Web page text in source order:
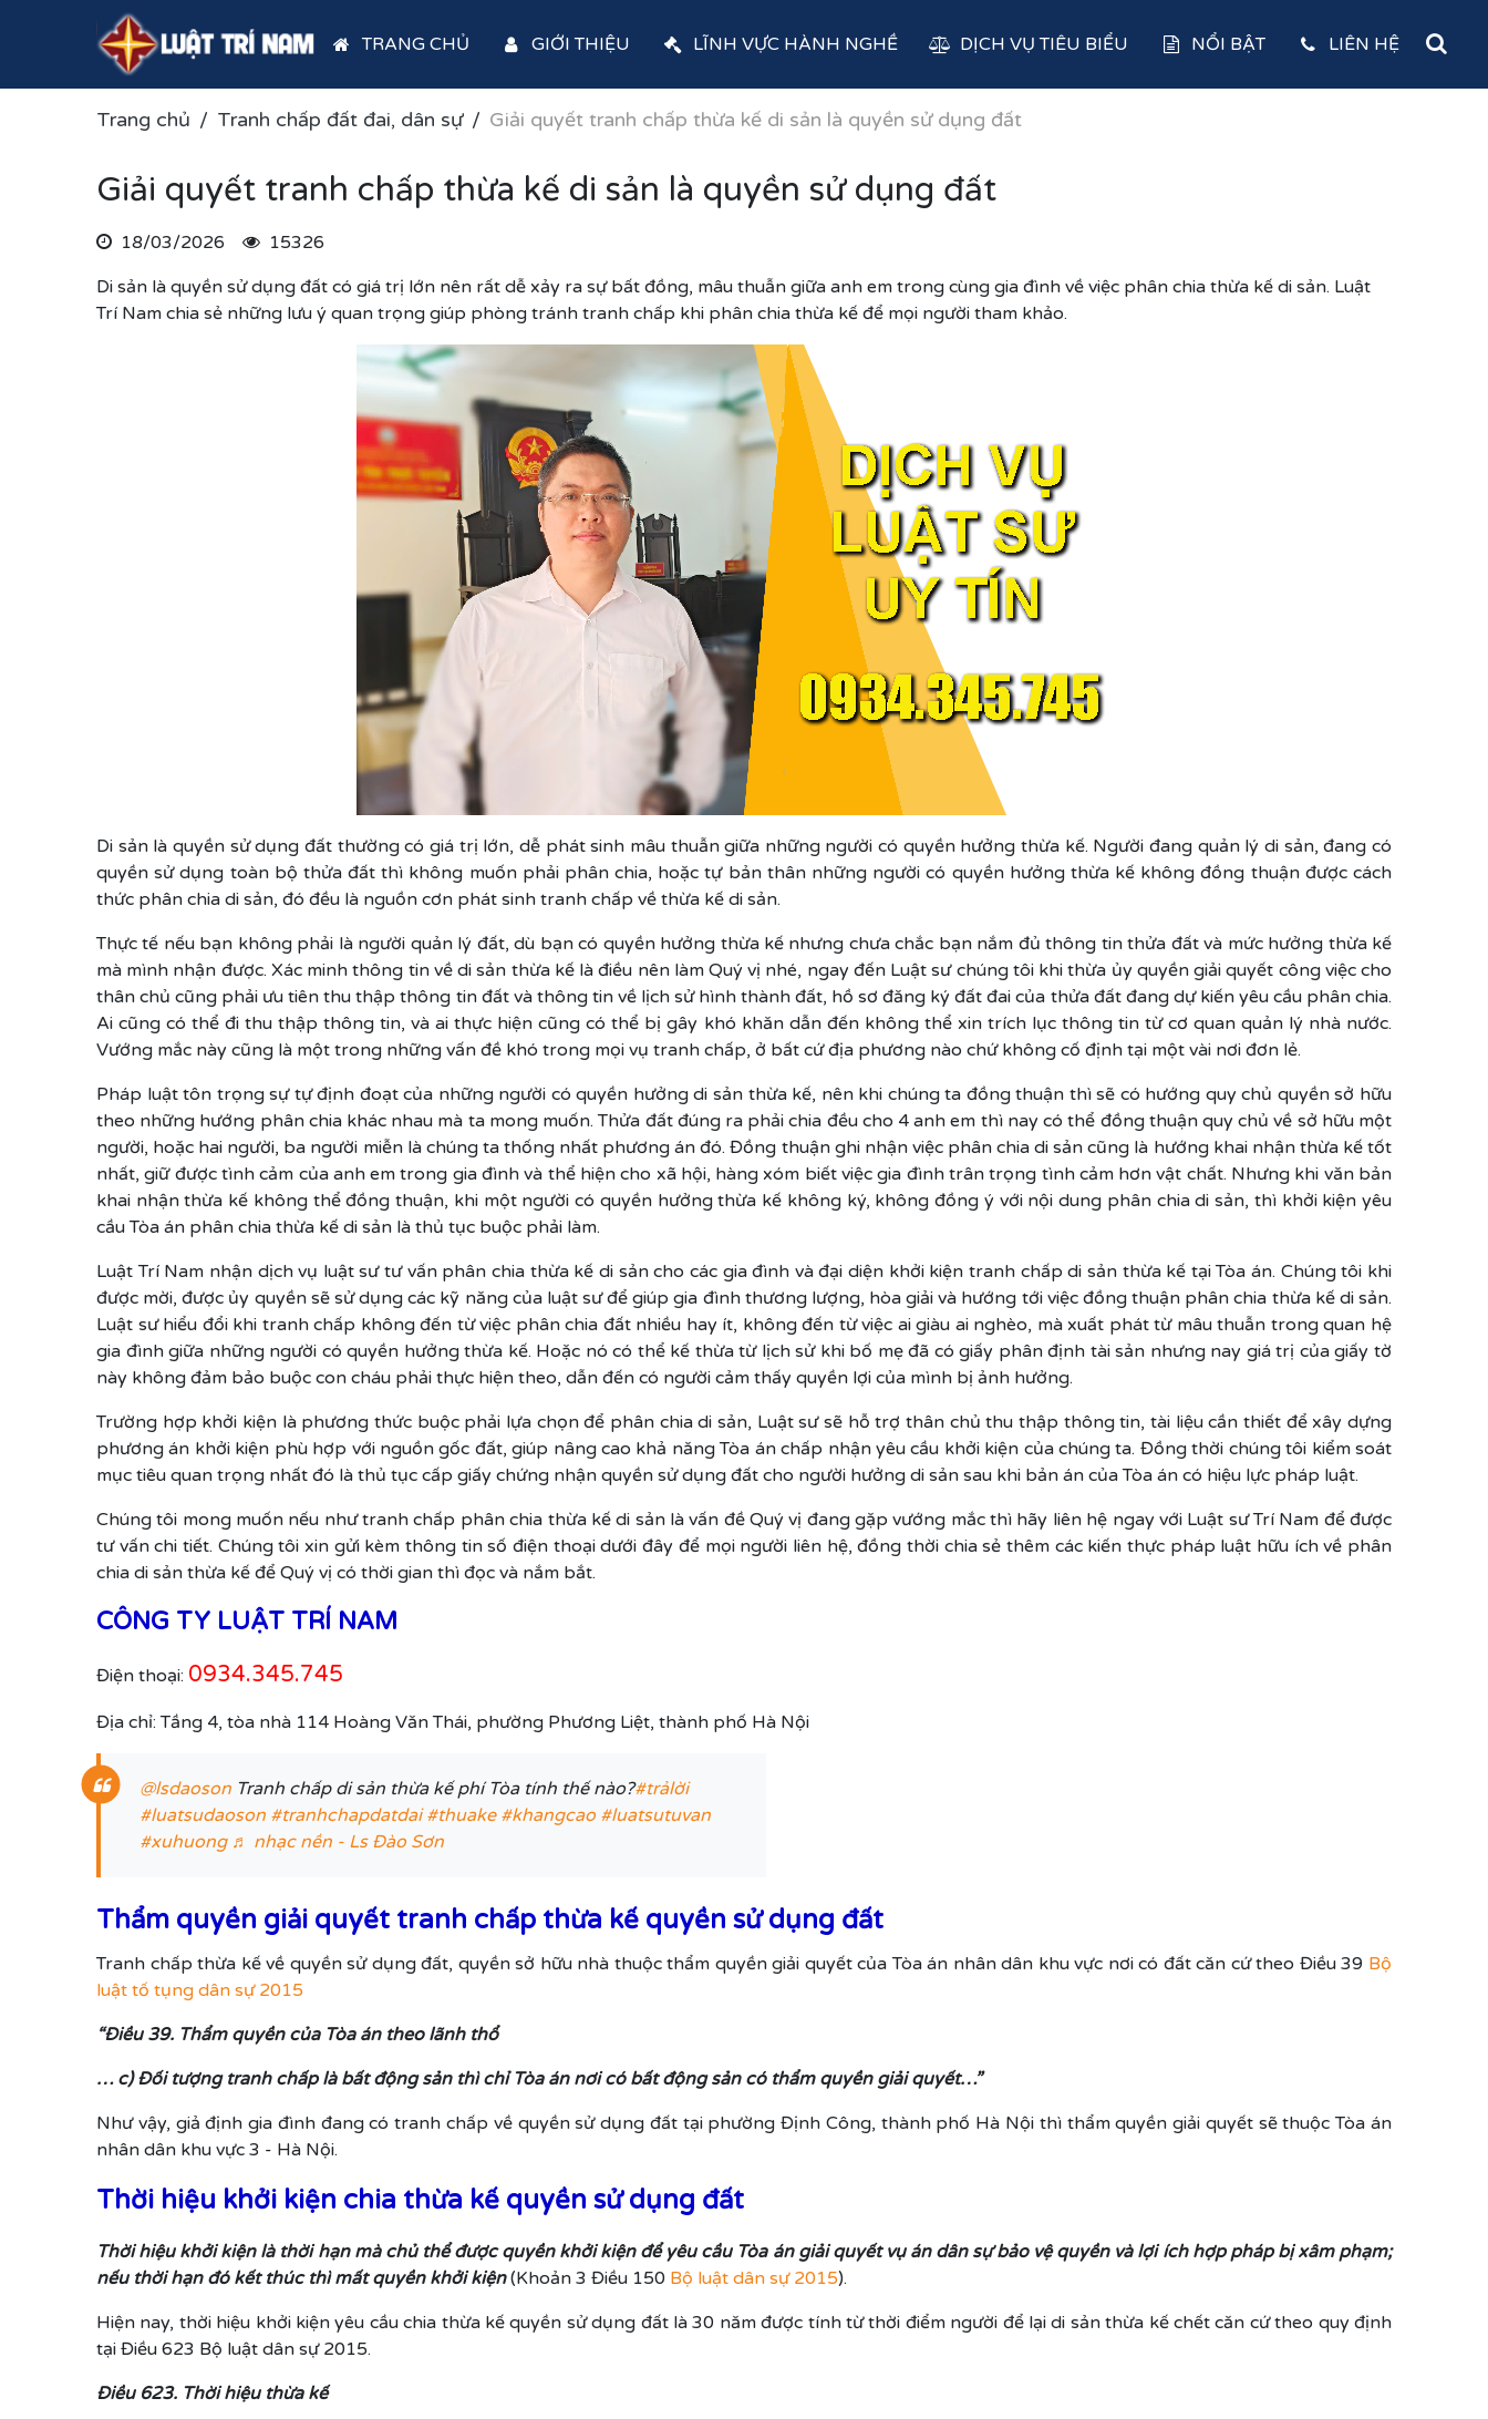
TRANG CHỦ GIỚI THIỆU LĨNH VỰC HÀNH NGHỀ DỊCH VỤ TIÊU BIỂU NỔI BẬT LIÊN HỆ
Trang chủ Tranh chấp đất đai, dân sự Giải quyết tranh chấp thừa kế di sản là quyền sử dụng đất
Giải quyết tranh chấp thừa kế di sản là quyền sử dụng đất
18/03/2026
15326
Di sản là quyền sử dụng đất có giá trị lớn nên rất dễ xảy ra sự bất đồng, mâu thuẫn giữa anh em trong cùng gia đình về việc phân chia thừa kế di sản. Luật
Trí Nam chia sẻ những lưu ý quan trọng giúp phòng tránh tranh chấp khi phân chia thừa kế để mọi người tham khảo.
Di sản là quyền sử dụng đất thường có giá trị lớn, dễ phát sinh mâu thuẫn giữa những người có quyền hưởng thừa kế. Người đang quản lý di sản, đang có
quyền sử dụng toàn bộ thửa đất thì không muốn phải phân chia, hoặc tự bản thân những người có quyền hưởng thừa kế không đồng thuận được cách
thức phân chia di sản, đó đều là nguồn cơn phát sinh tranh chấp về thừa kế di sản.
Thực tế nếu bạn không phải là người quản lý đất, dù bạn có quyền hưởng thừa kế nhưng chưa chắc bạn nắm đủ thông tin thửa đất và mức hưởng thừa kế
mà mình nhận được. Xác minh thông tin về di sản thừa kế là điều nên làm Quý vị nhé, ngay đến Luật sư chúng tôi khi thừa ủy quyền giải quyết công việc cho
thân chủ cũng phải ưu tiên thu thập thông tin đất và thông tin về lịch sử hình thành đất, hồ sơ đăng ký đất đai của thửa đất đang dự kiến yêu cầu phân chia.
Ai cũng có thể đi thu thập thông tin, và ai thực hiện cũng có thể bị gây khó khăn dẫn đến không thể xin trích lục thông tin từ cơ quan quản lý nhà nước.
Vướng mắc này cũng là một trong những vấn đề khó trong mọi vụ tranh chấp, ở bất cứ địa phương nào chứ không cố định tại một vài nơi đơn lẻ.
Pháp luật tôn trọng sự tự định đoạt của những người có quyền hưởng di sản thừa kế, nên khi chúng ta đồng thuận thì sẽ có hướng quy chủ quyền sở hữu
theo những hướng phân chia khác nhau mà ta mong muốn. Thửa đất đúng ra phải chia đều cho 4 anh em thì nay có thể đồng thuận quy chủ về sở hữu một
người, hoặc hai người, ba người miễn là chúng ta thống nhất phương án đó. Đồng thuận ghi nhận việc phân chia di sản cũng là hướng khai nhận thừa kế tốt
nhất, giữ được tình cảm của anh em trong gia đình và thể hiện cho xã hội, hàng xóm biết việc gia đình trân trọng tình cảm hơn vật chất. Nhưng khi văn bản
khai nhận thừa kế không thể đồng thuận, khi một người có quyền hưởng thừa kế không ký, không đồng ý với nội dung phân chia di sản, thì khởi kiện yêu
cầu Tòa án phân chia thừa kế di sản là thủ tục buộc phải làm.
Luật Trí Nam nhận dịch vụ luật sư tư vấn phân chia thừa kế di sản cho các gia đình và đại diện khởi kiện tranh chấp di sản thừa kế tại Tòa án. Chúng tôi khi
được mời, được ủy quyền sẽ sử dụng các kỹ năng của luật sư để giúp gia đình thương lượng, hòa giải và hướng tới việc đồng thuận phân chia thừa kế di sản.
Luật sư hiểu đổi khi tranh chấp không đến từ việc phân chia đất nhiều hay ít, không đến từ việc ai giàu ai nghèo, mà xuất phát từ mâu thuẫn trong quan hệ
gia đình giữa những người có quyền hưởng thừa kế. Hoặc nó có thể kế thừa từ lịch sử khi bố mẹ đã có giấy phân định tài sản nhưng nay giá trị của giấy tờ
này không đảm bảo buộc con cháu phải thực hiện theo, dẫn đến có người cảm thấy quyền lợi của mình bị ảnh hưởng.
Trường hợp khởi kiện là phương thức buộc phải lựa chọn để phân chia di sản, Luật sư sẽ hỗ trợ thân chủ thu thập thông tin, tài liệu cần thiết để xây dựng
phương án khởi kiện phù hợp với nguồn gốc đất, giúp nâng cao khả năng Tòa án chấp nhận yêu cầu khởi kiện của chúng ta. Đồng thời chúng tôi kiểm soát
mục tiêu quan trọng nhất đó là thủ tục cấp giấy chứng nhận quyền sử dụng đất cho người hưởng di sản sau khi bản án của Tòa án có hiệu lực pháp luật.
Chúng tôi mong muốn nếu như tranh chấp phân chia thừa kế di sản là vấn đề Quý vị đang gặp vướng mắc thì hãy liên hệ ngay với Luật sư Trí Nam để được
tư vấn chi tiết. Chúng tôi xin gửi kèm thông tin số điện thoại dưới đây để mọi người liên hệ, đồng thời chia sẻ thêm các kiến thực pháp luật hữu ích về phân
chia di sản thừa kế để Quý vị có thời gian thì đọc và nắm bắt.
CÔNG TY LUẬT TRÍ NAM
Điện thoại: 0934.345.745
Địa chỉ: Tầng 4, tòa nhà 114 Hoàng Văn Thái, phường Phương Liệt, thành phố Hà Nội
@lsdaoson Tranh chấp di sản thừa kế phí Tòa tính thế nào?#trảlời
#luatsudaoson #tranhchapdatdai #thuake #khangcao #luatsutuvan
#xuhuong ♬ nhạc nền - Ls Đào Sơn
Thẩm quyền giải quyết tranh chấp thừa kế quyền sử dụng đất
Tranh chấp thừa kế về quyền sử dụng đất, quyền sở hữu nhà thuộc thẩm quyền giải quyết của Tòa án nhân dân khu vực nơi có đất căn cứ theo Điều 39 Bộ
luật tố tụng dân sự 2015
“Điều 39. Thẩm quyền của Tòa án theo lãnh thổ
… c) Đối tượng tranh chấp là bất động sản thì chỉ Tòa án nơi có bất động sản có thẩm quyền giải quyết…”
Như vậy, giả định gia đình đang có tranh chấp về quyền sử dụng đất tại phường Định Công, thành phố Hà Nội thì thẩm quyền giải quyết sẽ thuộc Tòa án
nhân dân khu vực 3 - Hà Nội.
Thời hiệu khởi kiện chia thừa kế quyền sử dụng đất
Thời hiệu khởi kiện là thời hạn mà chủ thể được quyền khởi kiện để yêu cầu Tòa án giải quyết vụ án dân sự bảo vệ quyền và lợi ích hợp pháp bị xâm phạm;
nếu thời hạn đó kết thúc thì mất quyền khởi kiện(Khoản 3 Điều 150 Bộ luật dân sự 2015).
Hiện nay, thời hiệu khởi kiện yêu cầu chia thừa kế quyền sử dụng đất là 30 năm được tính từ thời điểm người để lại di sản thừa kế chết căn cứ theo quy định
tại Điều 623 Bộ luật dân sự 2015.
Điều 623. Thời hiệu thừa kế